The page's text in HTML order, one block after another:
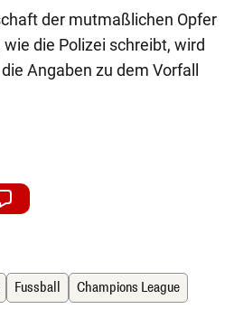
der mutmaßlichen Opfer
die Polizei schreibt, wird
Angaben zu dem Vorfall
Fussball Champions League